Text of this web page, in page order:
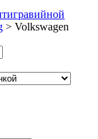
> Volkswagen